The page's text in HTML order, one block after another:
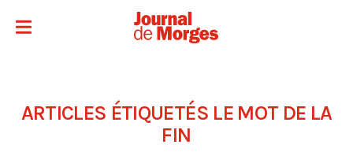
ARTICLES ÉTIQUETÉS LE MOT DE LA
FIN